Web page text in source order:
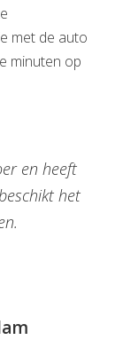
met de auto
minuten op
en heeft
het